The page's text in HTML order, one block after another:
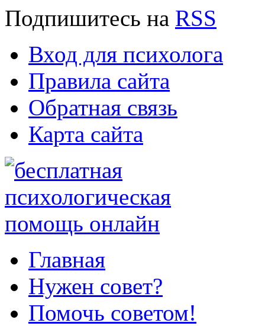
Подпишитесь на RSS
Вход для психолога
Правила сайта
Обратная связь
Карта сайта
Главная
Нужен совет?
Помочь советом!